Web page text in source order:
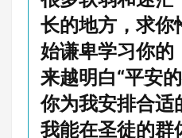
长的地方，求你
始谦卑学习你的
来越明白“平安
你为我安排合适
我能在圣徒的群